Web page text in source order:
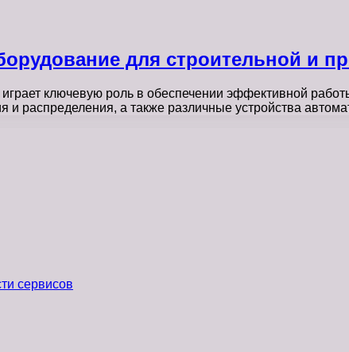
для строительной и
ключевую роль в обеспечении эффективной
распределения, а также различные устройства
сервисов